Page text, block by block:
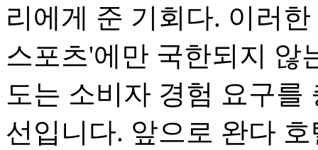
리에게 준 기회다. 이러
스포츠'에만 국한되지 않
도는 소비자 경험 요구
선입니다. 앞으로 완다 호